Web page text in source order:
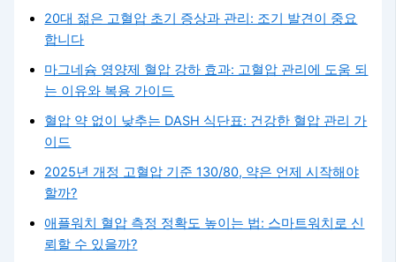
20대 젊은 고혈압 초기 증상과 관리: 조기 발견이 중요
합니다
마그네슘 영양제 혈압 강하 효과: 고혈압 관리에 도움 되
는 이유와 복용 가이드
혈압 약 없이 낮추는 DASH 식단표: 건강한 혈압 관리 가
이드
2025년 개정 고혈압 기준 130/80, 약은 언제 시작해야
할까?
애플워치 혈압 측정 정확도 높이는 법: 스마트워치로 신
뢰할 수 있을까?